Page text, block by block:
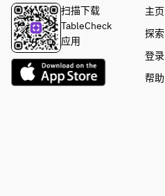
扫描下载
TableCheck
应用
主页
探索
登录
帮助